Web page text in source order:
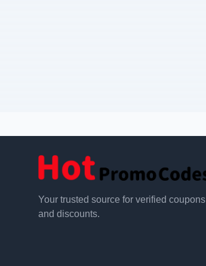
Your trusted source for verified coupons
and discounts.